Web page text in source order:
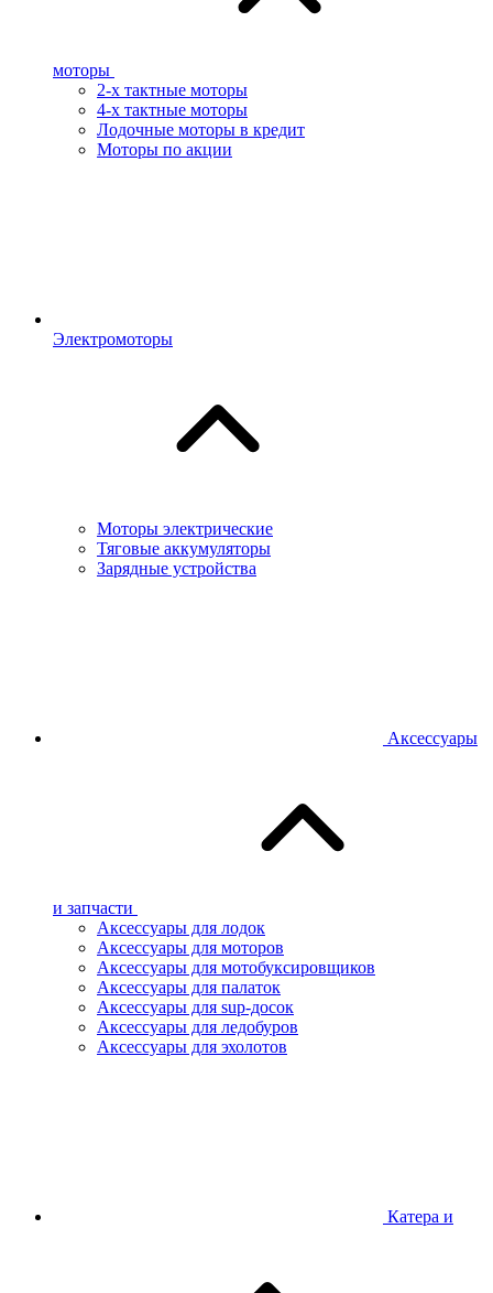
моторы
2-х тактные моторы
4-х тактные моторы
Лодочные моторы в кредит
Моторы по акции
Электромоторы
Моторы электрические
Тяговые аккумуляторы
Зарядные устройства
Аксессуары
и запчасти
Аксессуары для лодок
Аксессуары для моторов
Аксессуары для мотобуксировщиков
Аксессуары для палаток
Аксессуары для sup-досок
Аксессуары для ледобуров
Аксессуары для эхолотов
Катера и